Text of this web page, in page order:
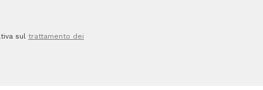
sul trattamento dei